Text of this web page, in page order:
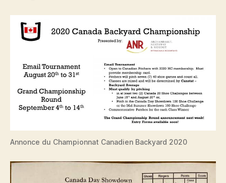
Annonce du Championnat Canadien Backyard 2020